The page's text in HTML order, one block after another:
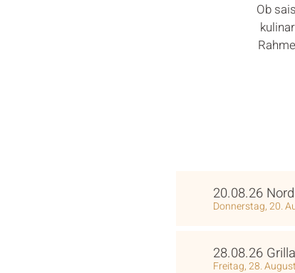
Ob
20.08.26
Donnerstag, 20.
28.08.26
Freitag, 28.